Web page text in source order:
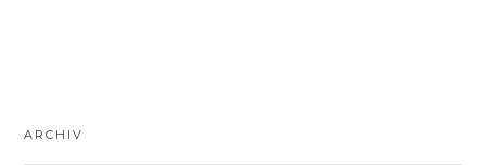
ARCHIV